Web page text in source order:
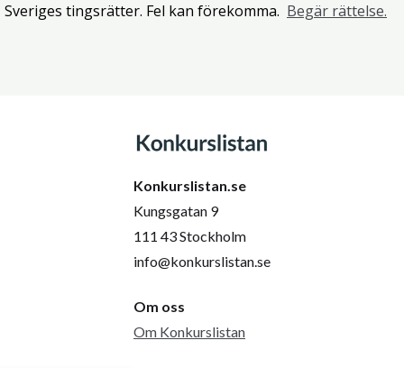
Sveriges tingsrätter. Fel kan förekomma. Begär rättelse.
Konkurslistan.se
Kungsgatan 9
111 43 Stockholm
info@konkurslistan.se
Om oss
Om Konkurslistan